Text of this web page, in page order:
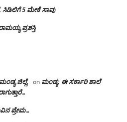
5 ಮೇಕೆ ಸಾವು
ಪ್ರಶಸ್ತಿ
ಜಿಲ್ಲೆ. on ಮಂಡ್ಯ: ಈ ಸರ್ಕಾರಿ ಶಾಲೆ
ಪ್ರೇಮ…